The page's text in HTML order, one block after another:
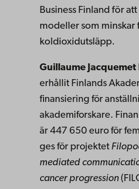
Business Finland för
modeller som minskar
koldioxidutsläpp.
Guillaume Jacquemet
erhållit Finlands
finansiering för
akademiforskare.
är 447 650 euro för
ges för projektet
mediated
cancer progression